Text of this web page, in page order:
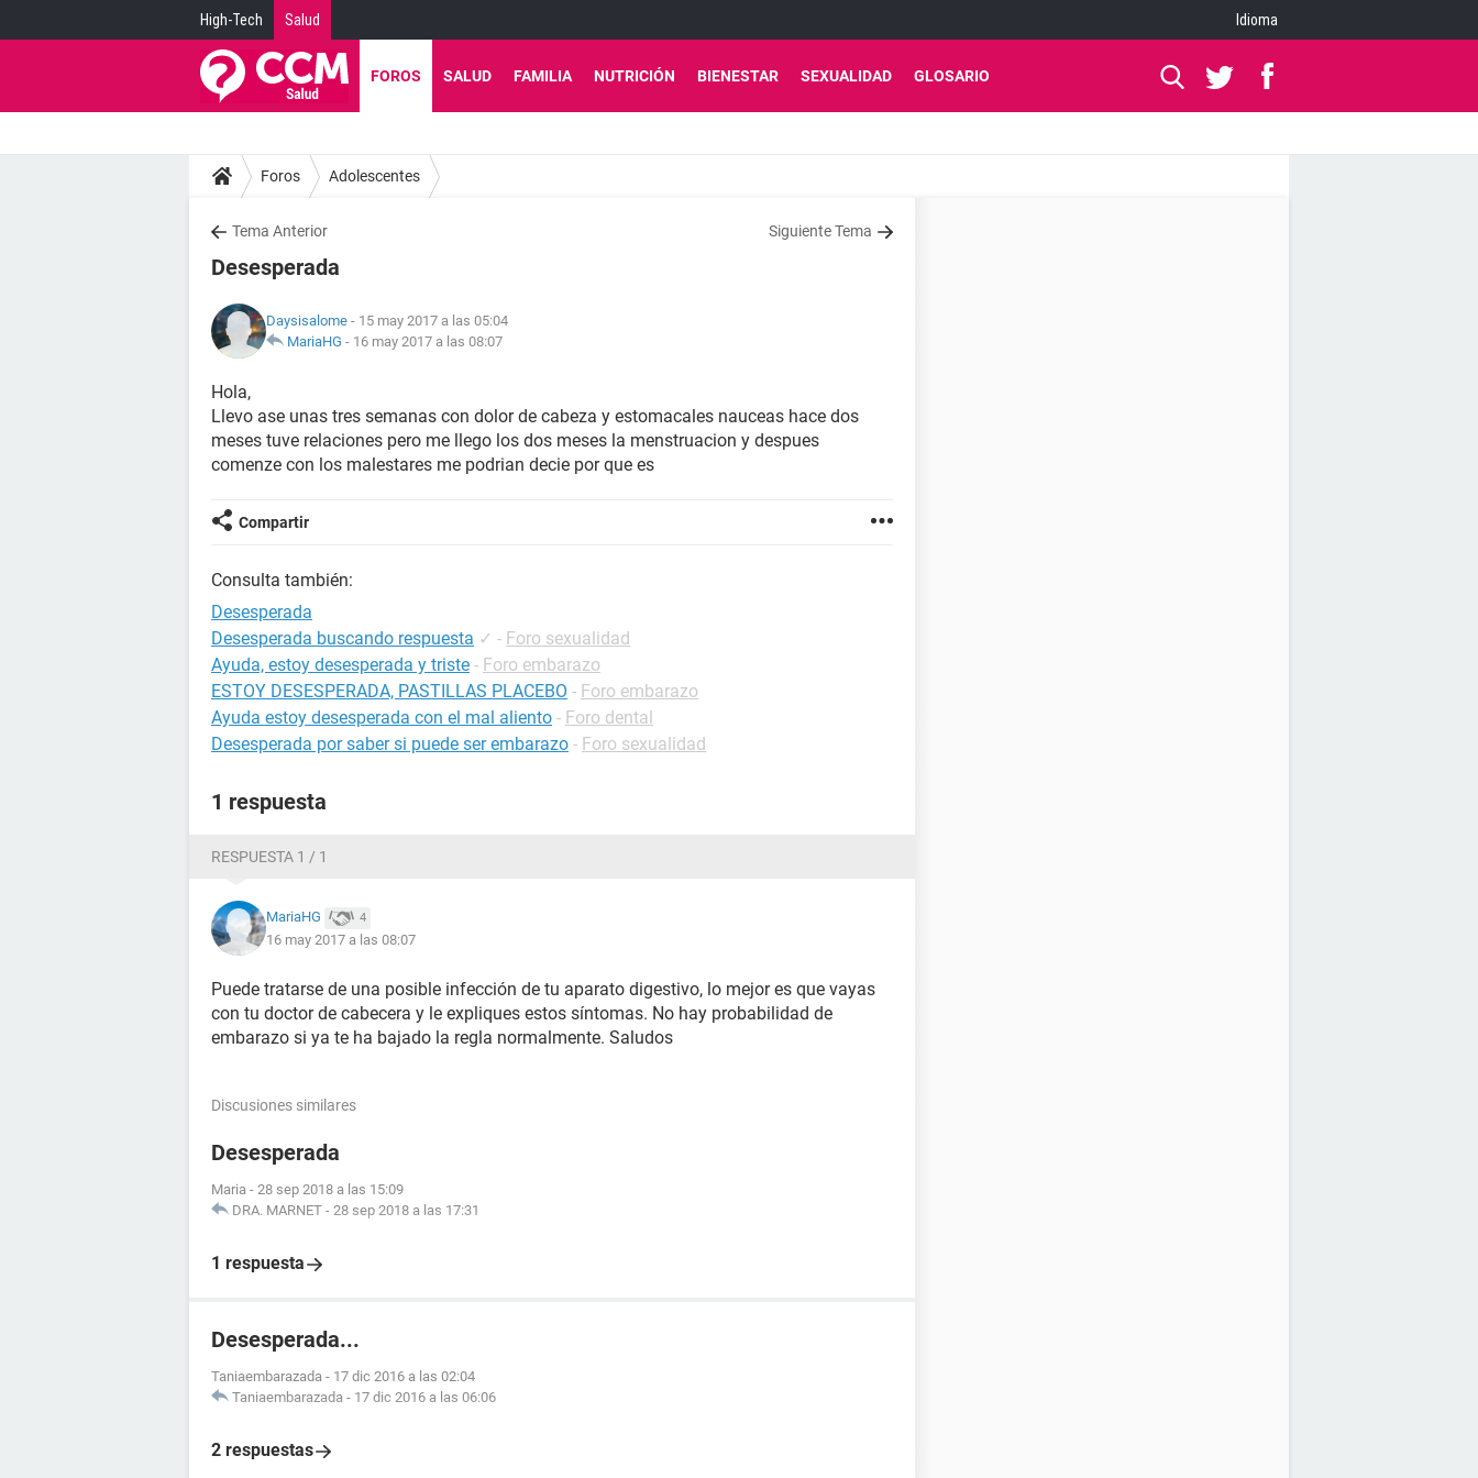
High-Tech Salud Idioma
FOROS SALUD FAMILIA NUTRICIÓN BIENESTAR SEXUALIDAD GLOSARIO
Foros Adolescentes
Tema Anterior Siguiente Tema
Desesperada
Daysisalome - 15 may 2017 a las 05:04
MariaHG - 16 may 2017 a las 08:07
Hola,
Llevo ase unas tres semanas con dolor de cabeza y estomacales nauceas hace dos
meses tuve relaciones pero me llego los dos meses la menstruacion y despues
comenze con los malestares me podrian decie por que es
Compartir
Consulta también:
Desesperada
Desesperada buscando respuesta ✓ - Foro sexualidad
Ayuda, estoy desesperada y triste - Foro embarazo
ESTOY DESESPERADA, PASTILLAS PLACEBO - Foro embarazo
Ayuda estoy desesperada con el mal aliento - Foro dental
Desesperada por saber si puede ser embarazo - Foro sexualidad
1 respuesta
RESPUESTA 1 / 1
MariaHG 4
16 may 2017 a las 08:07
Puede tratarse de una posible infección de tu aparato digestivo, lo mejor es que vayas
con tu doctor de cabecera y le expliques estos síntomas. No hay probabilidad de
embarazo si ya te ha bajado la regla normalmente. Saludos
Discusiones similares
Desesperada
Maria - 28 sep 2018 a las 15:09
DRA. MARNET - 28 sep 2018 a las 17:31
1 respuesta
Desesperada...
Taniaembarazada - 17 dic 2016 a las 02:04
Taniaembarazada - 17 dic 2016 a las 06:06
2 respuestas